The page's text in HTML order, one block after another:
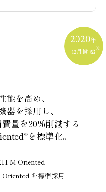
2020年
12 月開始※
能を高め、
器を採用し、
量を20%削減する
※ を標準化。
M Oriented
Oriented を標準採用